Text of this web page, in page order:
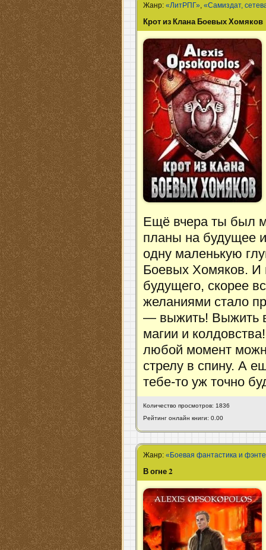
Жанр:«ЛитРПГ» ,«Самиздат,
Крот из Клана Боевых Хомяков
Ещё вчера ты был
планы на будущее
одну маленькую
Боевых Хомяков. И
будущего, скорее
желаниями стало
— выжить! Выжить
магии и
любой момент
стрелу в спину. А
тебе-то уж точно
Количество просмотров: 1836
Рейтинг онлайн книги: 0.00
Жанр:«Боевая фантастика и
В огне 2